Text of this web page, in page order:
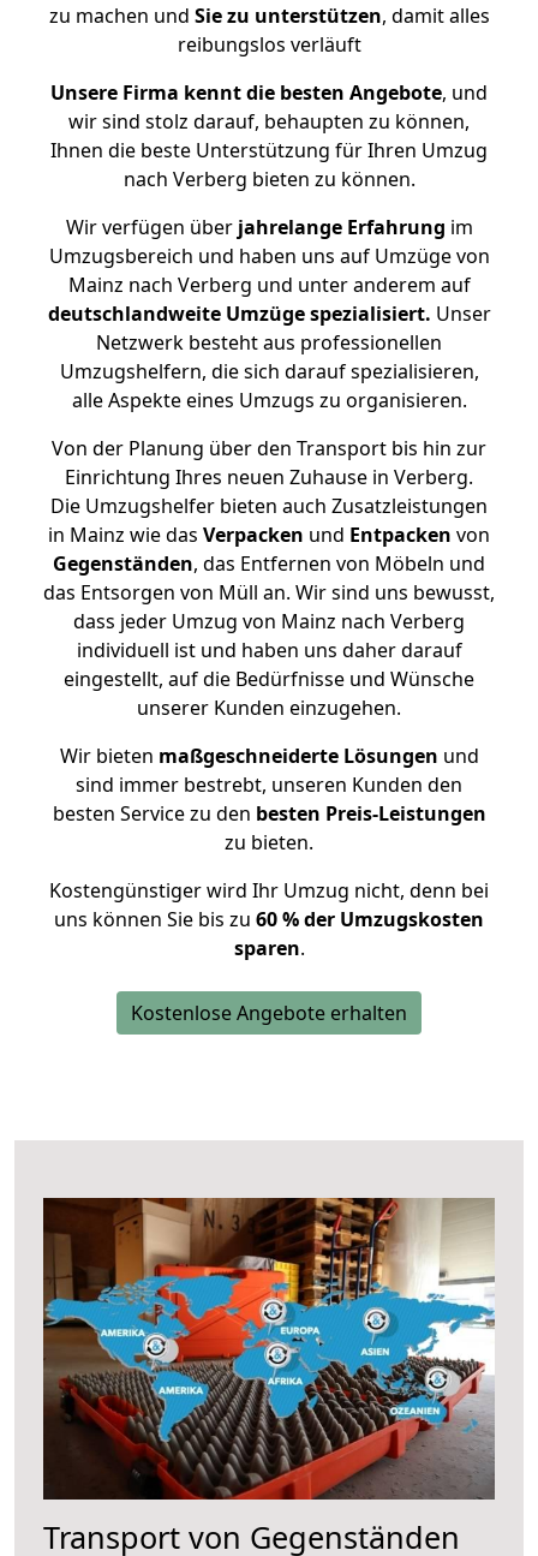
zu machen und Sie zu unterstützen, damit alles
reibungslos verläuft
Unsere Firma kennt die besten Angebote, und
wir sind stolz darauf, behaupten zu können,
Ihnen die beste Unterstützung für Ihren Umzug
nach Verberg bieten zu können.
Wir verfügen überjahrelange Erfahrung im
Umzugsbereich und haben uns auf Umzüge von
Mainz nach Verberg und unter anderem auf
deutschlandweite Umzüge spezialisiert. Unser
Netzwerk besteht aus professionellen
Umzugshelfern, die sich darauf spezialisieren,
alle Aspekte eines Umzugs zu organisieren.
Von der Planung über den Transport bis hin zur
Einrichtung Ihres neuen Zuhause in Verberg.
Die Umzugshelfer bieten auch Zusatzleistungen
in Mainz wie das Verpacken und Entpacken von
Gegenständen, das Entfernen von Möbeln und
das Entsorgen von Müll an. Wir sind uns bewusst,
dass jeder Umzug von Mainz nach Verberg
individuell ist und haben uns daher darauf
eingestellt, auf die Bedürfnisse und Wünsche
unserer Kunden einzugehen.
Wir bieten maßgeschneiderte Lösungen und
sind immer bestrebt, unseren Kunden den
besten Service zu den besten Preis-Leistungen
zu bieten.
Kostengünstiger wird Ihr Umzug nicht, denn bei
uns können Sie bis zu 60 % der Umzugskosten
sparen.
Kostenlose Angebote erhalten
Transport von Gegenständen